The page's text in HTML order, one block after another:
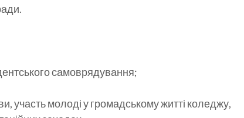
самоврядування;
участь молоді у громадському житті коледжу,